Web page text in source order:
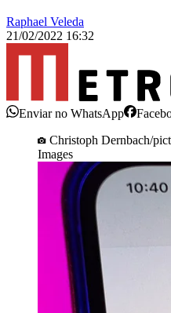
Raphael Veleda
21/02/2022 16:32
Enviar no WhatsApp
Christoph Dernbach/
Images